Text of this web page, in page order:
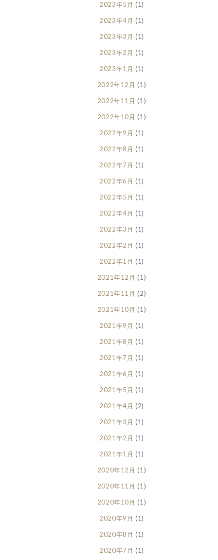
2023年5月 (1)
2023年4月 (1)
2023年3月 (1)
2023年2月 (1)
2023年1月 (1)
2022年12月 (1)
2022年11月 (1)
2022年10月 (1)
2022年9月 (1)
2022年8月 (1)
2022年7月 (1)
2022年6月 (1)
2022年5月 (1)
2022年4月 (1)
2022年3月 (1)
2022年2月 (1)
2022年1月 (1)
2021年12月 (1)
2021年11月 (2)
2021年10月 (1)
2021年9月 (1)
2021年8月 (1)
2021年7月 (1)
2021年6月 (1)
2021年5月 (1)
2021年4月 (2)
2021年3月 (1)
2021年2月 (1)
2021年1月 (1)
2020年12月 (1)
2020年11月 (1)
2020年10月 (1)
2020年9月 (1)
2020年8月 (1)
2020年7月 (1)